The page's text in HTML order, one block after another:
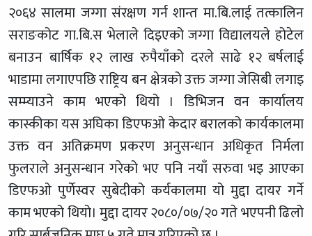
२०६४ सालमा जग्गा संरक्षण गर्न शान्त मा.बि.लाई तत्कालिन
सराङकोट गा.बि.स भेलाले दिइएको जग्गा विद्यालयले होटेल
बनाउन बार्षिक १२ लाख रुपैयाँको दरले साढे १२ बर्षलाई
भाडामा लगाएपछि राष्ट्रिय बन क्षेत्रको उक्त जग्गा जेसिबी लगाइ
सम्म्याउने काम भएको थियो । डिभिजन वन कार्यालय
कास्कीका यस अघिका डिएफओ केदार बरालको कार्यकालमा
उक्त वन अतिक्रमण प्रकरण अनुसन्धान अधिकृत निर्मला
फुलराले अनुसन्धान गरेको भए पनि नयाँ सरुवा भइ आएका
डिएफओ पुर्णेस्वर सुबेदीको कर्यकालमा यो मुद्दा दायर गर्ने
काम भएको थियो। मुद्दा दायर २०८०/०७/२० गते भएपनी ढिलो